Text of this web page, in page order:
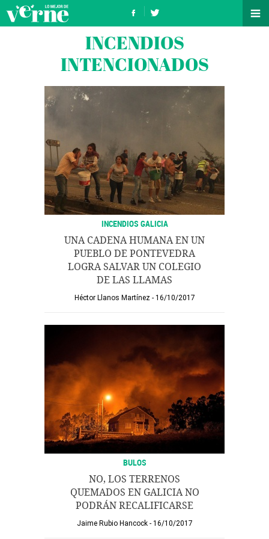
INCENDIOS
INTENCIONADOS
INCENDIOS GALICIA
UNA CADENA HUMANA EN UN
PUEBLO DE PONTEVEDRA
LOGRA SALVAR UN COLEGIO
DE LAS LLAMAS
Héctor Llanos Martínez 16/10/2017
BULOS
NO, LOS TERRENOS
QUEMADOS EN GALICIA NO
PODRÁN RECALIFICARSE
Jaime Rubio Hancock 16/10/2017